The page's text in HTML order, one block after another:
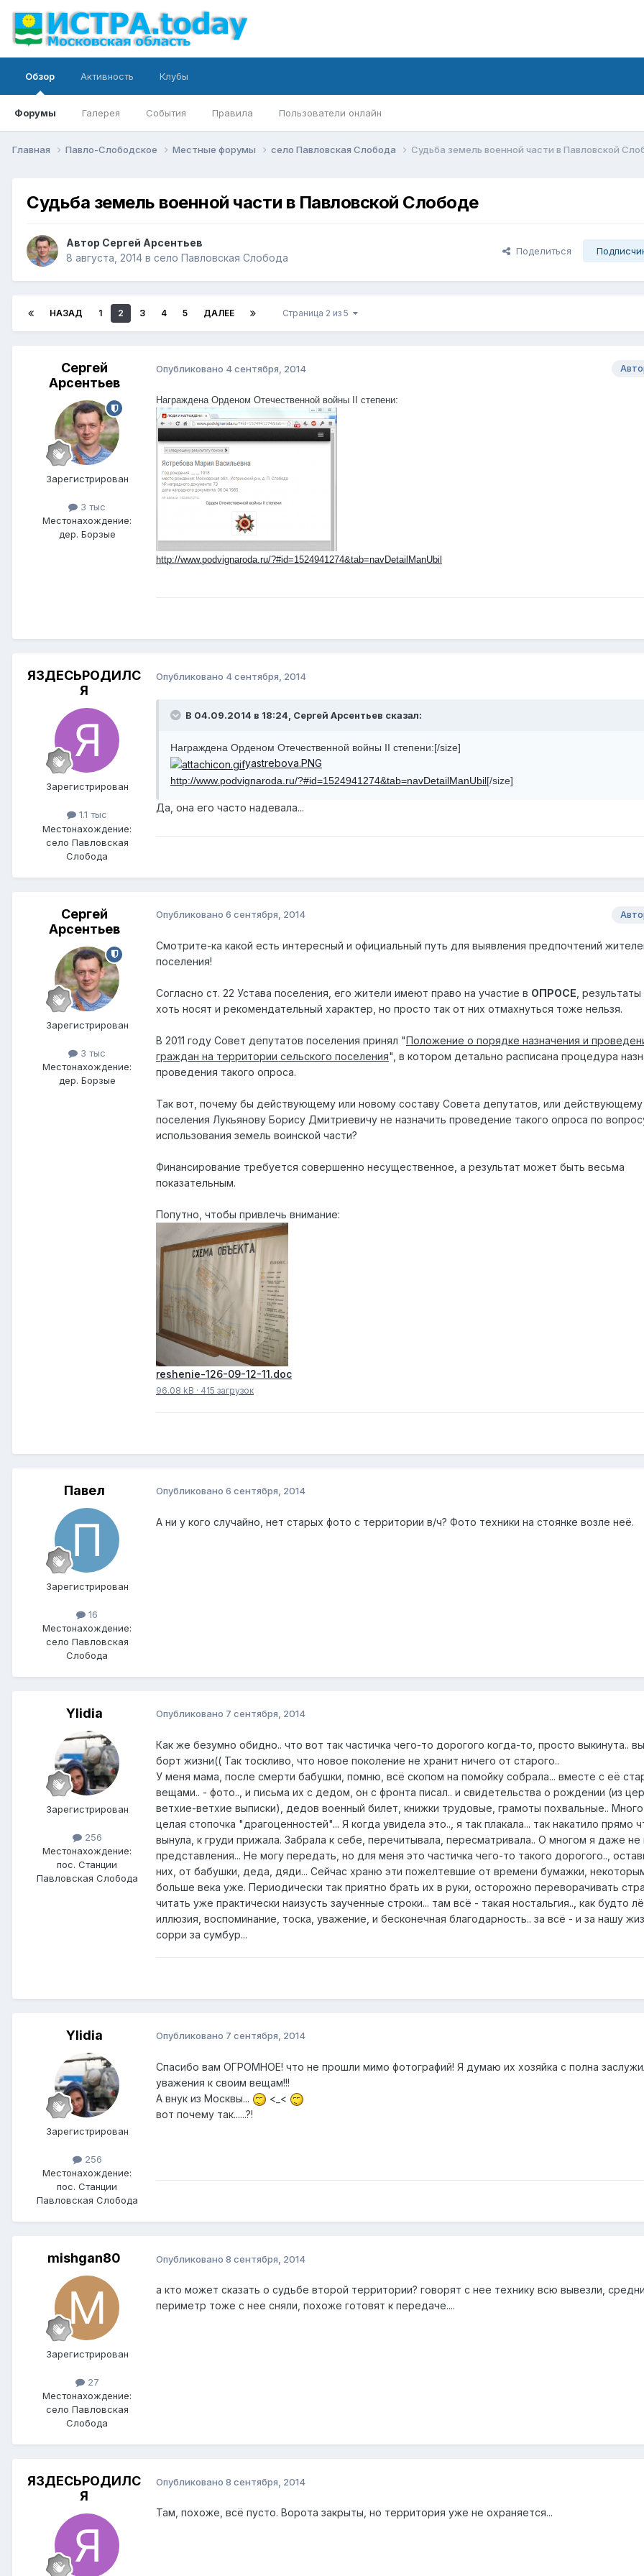
Обзор
Форумы Галерея События Правила Пользователи онлайн
Активность Клубы
Главная Павло-Слободское Местные форумы село Павловская Слобода Судьба земель военной части в Павловской
Судьба земель военной части в Павловской Слободе
Автор Сергей Арсентьев
8 августа, 2014 в село Павловская Слобода
Поделиться
НАЗАД 1 2 3 4 5 ДАЛЕЕ Страница 2 из 5
Сергей
Арсентьев
Зарегистрирован
3 тыс
Местонахождение:
дер. Борзые
Опубликовано 4 сентября, 2014
Награждена Орденом Отечественной войны II степени:
http://www.podvignaroda.ru/?#id=1524941274&tab=navDetailManUbil
ЯЗДЕСЬРОДИЛС
Я
Зарегистрирован
1.1 тыс
Местонахождение:
село Павловская
Слобода
Опубликовано 4 сентября, 2014
В 04.09.2014 в 18:24, Сергей Арсентьев сказал:
Награждена Орденом Отечественной войны II степени:[/size]
yastrebova.PNG
http://www.podvignaroda.ru/?#id=1524941274&tab=navDetailManUbil[/size]
Да, она его часто надевала...
Сергей
Арсентьев
Зарегистрирован
3 тыс
Местонахождение:
дер. Борзые
Опубликовано 6 сентября, 2014
Смотрите-ка какой есть интересный и официальный путь для выявления предпочтений
поселения!
Согласно ст. 22 Устава поселения, его жители имеют право на участие в ОПРОСЕ ,
хоть носят и рекомендательный характер, но просто так от них отмахнуться тоже нельзя.
В 2011 году Совет депутатов поселения принял "Положение о порядке назначения и
граждан на территории сельского поселения", в котором детально расписана процедура
проведения такого опроса.
Так вот, почему бы действующему или новому составу Совета депутатов, или действующему
поселения Лукьянову Борису Дмитриевичу не назначить проведение такого опроса по
использования земель воинской части?
Финансирование требуется совершенно несущественное, а результат может быть весьма
показательным.
Попутно, чтобы привлечь внимание:
reshenie-126-09-12-11.doc
96.08 kB · 415 загрузок
Павел
Зарегистрирован
16
Местонахождение:
село Павловская
Слобода
Опубликовано 6 сентября, 2014
А ни у кого случайно, нет старых фото с территории в/ч? Фото техники на стоянке возле неё.
Ylidia
Зарегистрирован
256
Местонахождение:
пос. Станции
Павловская Слобода
Опубликовано 7 сентября, 2014
Как же безумно обидно.. что вот так частичка чего-то дорогого когда-то, просто выкинута..
борт жизни(( Так тоскливо, что новое поколение не хранит ничего от старого..
У меня мама, после смерти бабушки, помню, всё скопом на помойку собрала... вместе с её
вещами.. - фото.., и письма их с дедом, он с фронта писал.. и свидетельства о рождении (из
ветхие-ветхие выписки), дедов военный билет, книжки трудовые, грамоты похвальные.. Много
целая стопочка "драгоценностей"... Я когда увидела это.., я так плакала... так накатило прямо
вынула, к груди прижала. Забрала к себе, перечитывала, пересматривала.. О многом я даже не
представления... Не могу передать, но для меня это частичка чего-то такого дорогого..,
них, от бабушки, деда, дяди... Сейчас храню эти пожелтевшие от времени бумажки,
больше века уже. Периодически так приятно брать их в руки, осторожно переворачивать
читать уже практически наизусть заученные строки... там всё - такая ностальгия.., как будто
иллюзия, воспоминание, тоска, уважение, и бесконечная благодарность.. за всё - и за нашу
сорри за сумбур...
Ylidia
Зарегистрирован
256
Местонахождение:
пос. Станции
Павловская Слобода
Опубликовано 7 сентября, 2014
Спасибо вам ОГРОМНОЕ! что не прошли мимо фотографий! Я думаю их хозяйка с полна
уважения к своим вещам!!!
А внук из Москвы...
<_<
вот почему так......?!
mishgan80
Зарегистрирован
27
Местонахождение:
село Павловская
Слобода
Опубликовано 8 сентября, 2014
а кто может сказать о судьбе второй территории? говорят с нее технику всю вывезли,
периметр тоже с нее сняли, похоже готовят к передаче....
ЯЗДЕСЬРОДИЛС
Я
Опубликовано 8 сентября, 2014
Там, похоже, всё пусто. Ворота закрыты, но территория уже не охраняется...